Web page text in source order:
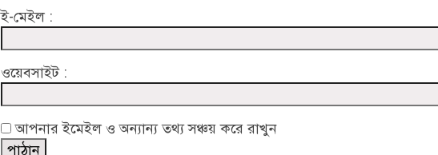
ই-মেইল :
ওয়েবসাইট :
আপনার ইমেইল ও অন্যান্য তথ্য সঞ্চয় করে রাখুন